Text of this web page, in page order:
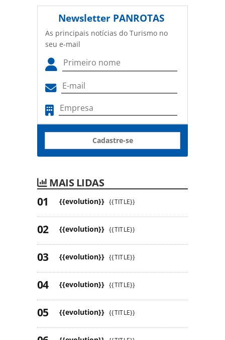
Newsletter PANROTAS
As principais notícias do Turismo no
seu e-mail
Cadastre-se
MAIS LIDAS
{{evolution}} {{TITLE}}
{{evolution}} {{TITLE}}
{{evolution}} {{TITLE}}
{{evolution}} {{TITLE}}
{{evolution}} {{TITLE}}